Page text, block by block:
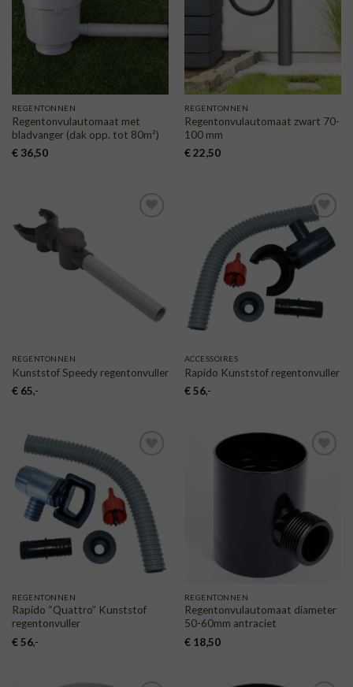
REGENTONNEN
Regentonvulautomaat met
bladvanger (dak opp. tot 80m²)
€36,50
VERLANGLIJST
REGENTONNEN
Regentonvulautomaat zwart 70-
100 mm
€22,50
VERLANGLIJST
REGENTONNEN
Kunststof Speedy regentonvuller
€65,-
TOEVOEGEN
AAN
VERLANGLIJST
ACCESSOIRES
Rapido Kunststof regentonvuller
€56,-
TOEVOEGEN
AAN
VERLANGLIJST
REGENTONNEN
Rapido “Quattro” Kunststof
regentonvuller
€56,-
TOEVOEGEN
VERLANGLIJST
REGENTONNEN
Regentonvulautomaat diameter
50-60mm antraciet
€18,50